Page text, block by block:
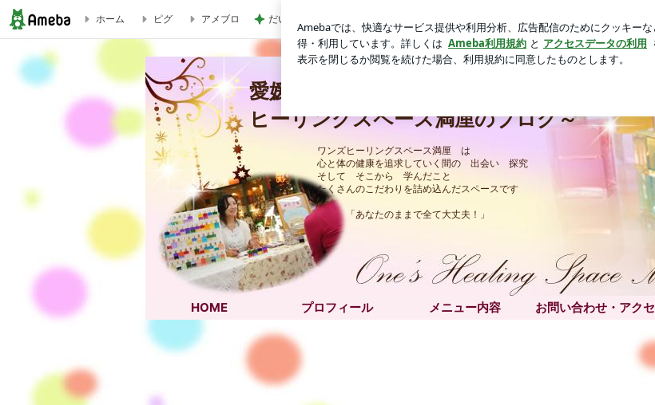
今年最大の天体イベント！変容のパワーが降り注ぐ皆既月食【牡牛座満月】 | 愛媛県松山市・伊予・松前から発
ホーム ピグ アメブロ だいたひかる息子と豆腐ドーナツ
愛媛県松山市・伊予・松前から発信☆オー
ヒーリングスペース満厘のブログ～
ワンズヒーリングスペース満厘 は
心と体の健康を追求していく間の 出会い 探究
そして そこから 学んだこと
たくさんのこだわりを詰め込んだスペースです
「あなたのままで全て大丈夫！」
HOME プロフィール メニュー内容 お問い合わせ・アク